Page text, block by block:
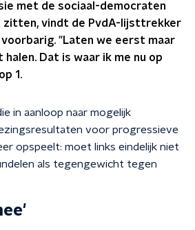
met de sociaal-democraten
zitten, vindt de PvdA-lijsttrekker
"Laten we eerst maar
Dat is waar ik me nu op
1.
in aanloop naar mogelijk
voor progressieve
opspeelt: moet links eindelijk niet
als tegengewicht tegen